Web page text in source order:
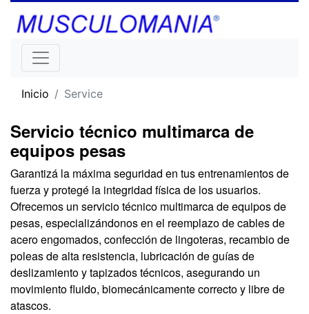
Inicio Service
Servicio técnico multimarca de
equipos pesas
Garantizá la máxima seguridad en tus entrenamientos de
fuerza y protegé la integridad física de los usuarios.
Ofrecemos un servicio técnico multimarca de equipos de
pesas, especializándonos en el reemplazo de cables de
acero engomados, confección de lingoteras, recambio de
poleas de alta resistencia, lubricación de guías de
deslizamiento y tapizados técnicos, asegurando un
movimiento fluido, biomecánicamente correcto y libre de
atascos.